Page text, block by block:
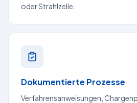
oder Strahlzelle.
Dokumentierte Prozesse
Verfahrensanweisungen,